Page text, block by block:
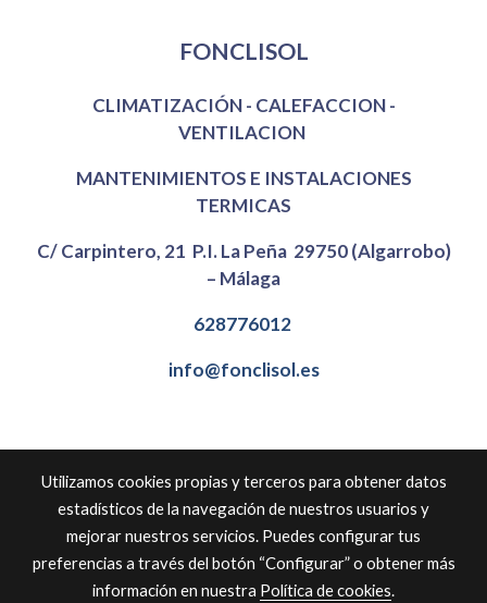
FONCLISOL
CLIMATIZACIÓN - CALEFACCION -
VENTILACION
MANTENIMIENTOS E INSTALACIONES
TERMICAS
C/ Carpintero, 21 P.I. La Peña 29750 (Algarrobo)
– Málaga
628776012
info@fonclisol.es
Política de cookies
Gestión de cookies
Utilizamos cookies propias y terceros para obtener datos
estadísticos de la navegación de nuestros usuarios y
mejorar nuestros servicios. Puedes configurar tus
preferencias a través del botón “Configurar” o obtener más
información en nuestra Política de cookies.